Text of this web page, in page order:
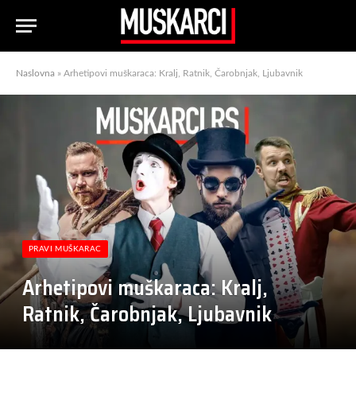
Naslovna » Arhetipovi muškaraca: Kralj, Ratnik, Čarobnjak, Ljubavnik
PRAVI MUŠKARAC
Arhetipovi muškaraca: Kralj,
Ratnik, Čarobnjak, Ljubavnik